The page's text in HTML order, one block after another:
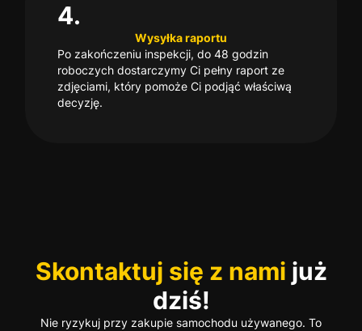
4.
Wysyłka raportu
Po zakończeniu inspekcji, do 48 godzin
roboczych dostarczymy Ci pełny raport ze
zdjęciami, który pomoże Ci podjąć właściwą
decyzję.
Skontaktuj się z nami już
dziś!
Nie ryzykuj przy zakupie samochodu używanego. To